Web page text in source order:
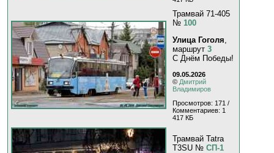
Трамвай 71-405
№ 100
Улица Гоголя,
маршрут 3
С Днём Победы!
09.05.2026
© Дмитрий
Владимиров
Просмотров: 171 /
Комментариев: 1
417 КБ
Трамвай Tatra
T3SU № СП-1